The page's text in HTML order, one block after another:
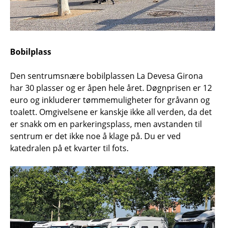
Bobilplass
Den sentrumsnære bobilplassen La Devesa Girona
har 30 plasser og er åpen hele året. Døgnprisen er 12
euro og inkluderer tømmemuligheter for gråvann og
toalett. Omgivelsene er kanskje ikke all verden, da det
er snakk om en parkeringsplass, men avstanden til
sentrum er det ikke noe å klage på. Du er ved
katedralen på et kvarter til fots.